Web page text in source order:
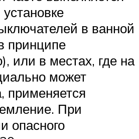
в ванной
принципе
или в местах, где на
может
применяется
При
опасного